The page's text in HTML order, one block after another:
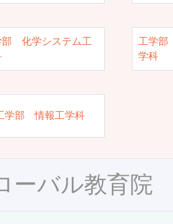
部 化学システム工
工学部
学科
学部 情報工学科
ーバル教育院